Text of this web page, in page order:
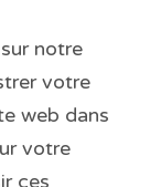
notre
votre
web dans
votre
ces